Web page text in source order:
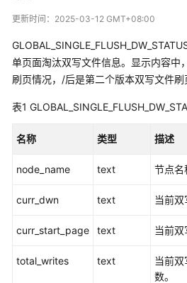
服
务
公
告
产
介
费
明
快
更新时间： 2025-03-12 GMT+08:00
单页面淘汰双写文件信息。显示内容中
刷页情况，/后是第二个版本双写文件刷
表1
名称 类型 描述
node_name text 节点名
curr_dwn text 当前双
curr_start_page text 当前双
total_writes text
当前
数。